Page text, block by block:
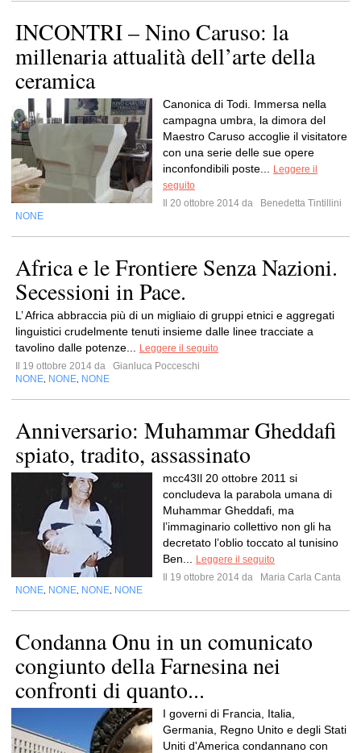
INCONTRI – Nino Caruso: la
millenaria attualità dell’arte della
ceramica
Canonica di Todi. Immersa nella
campagna umbra, la dimora del
Maestro Caruso accoglie il visitatore
con una serie delle sue opere
inconfondibili poste...
Leggere il
seguito
Il 20 ottobre 2014 da
Benedetta Tintillini
NONE
Africa e le Frontiere Senza Nazioni.
Secessioni in Pace.
L’ Africa abbraccia più di un migliaio di gruppi etnici e aggregati
linguistici crudelmente tenuti insieme dalle linee tracciate a
tavolino dalle potenze...
Leggere il seguito
Il 19 ottobre 2014 da
Gianluca Pocceschi
NONE NONE NONE
Anniversario: Muhammar Gheddafi
spiato, tradito, assassinato
mcc43Il 20 ottobre 2011 si
concludeva la parabola umana di
Muhammar Gheddafi, ma
l’immaginario collettivo non gli ha
decretato l’oblio toccato al tunisino
Ben...
Leggere il seguito
Il 19 ottobre 2014 da
Maria Carla Canta
NONE NONE NONE NONE
Condanna Onu in un comunicato
congiunto della Farnesina nei
confronti di quanto...
I governi di Francia, Italia,
Germania, Regno Unito e degli Stati
Uniti d'America condannano con